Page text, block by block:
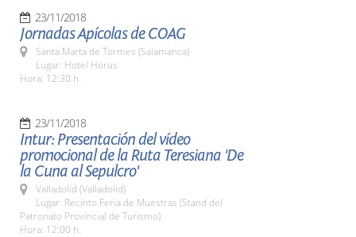
23/11/2018
Jornadas Apícolas de COAG
Santa Marta de Tormes (Salamanca)
Lugar: Hotel Horus
Hora: 12:30 h.
23/11/2018
Intur: Presentación del vídeo
promocional de la Ruta Teresiana 'De
la Cuna al Sepulcro'
Valladolid (Valladolid)
Lugar: Recinto Feria de Muestras (Stand del
Patronato Provincial de Turismo)
Hora: 12:00 h.